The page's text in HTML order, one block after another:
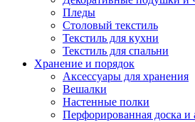
Пледы
Столовый текстиль
Текстиль для кухни
Текстиль для спальни
Хранение и порядок
Аксессуары для хранения
Вешалки
Настенные полки
Перфорированная доска и